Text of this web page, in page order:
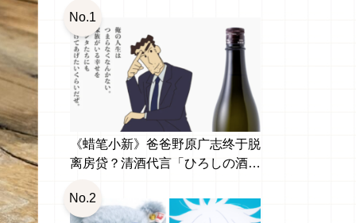
No.1
《蜡笔小新》爸爸野原广志终于脱
离房贷？清酒代言「ひろしの酒
No.2